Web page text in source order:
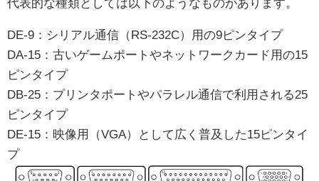
DE-9：シリアル通信（RS-232C）用の9ピンタイプ
DA-15：古いゲームポートやネットワークカード用の15
ピンタイプ
DB-25：プリンタポートやパラレル通信で利用される25
ピンタイプ
DE-15：映像用（VGA）として広く普及した15ピンタイ
プ